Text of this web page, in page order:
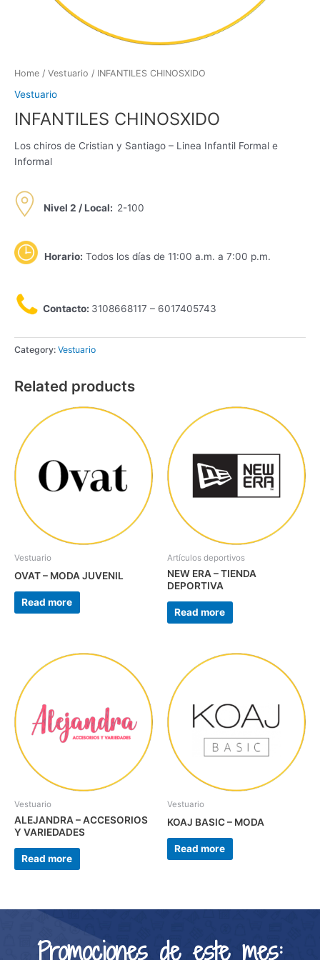
Home / Vestuario / INFANTILES CHINOSXIDO
Vestuario
INFANTILES CHINOSXIDO
Los chiros de Cristian y Santiago – Linea Infantil Formal e
Informal
Nivel 2 / Local: 2-100
Horario: Todos los días de 11:00 a.m. a 7:00 p.m.
Contacto: 3108668117 – 6017405743
Category: Vestuario
Related products
Vestuario
OVAT – MODA JUVENIL
Read more
Artículos deportivos
NEW ERA – TIENDA
DEPORTIVA
Read more
Vestuario
ALEJANDRA – ACCESORIOS
Y VARIEDADES
Read more
Vestuario
KOAJ BASIC – MODA
Read more
Promociones de este mes: